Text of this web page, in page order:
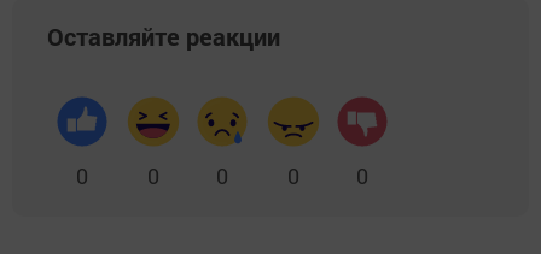
Оставляйте реакции
0 0 0 0 0